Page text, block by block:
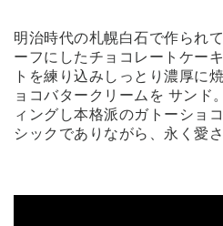
明治時代の札幌白石で作られ
ーフにしたチョコレートケー
トを練り込みしっとり濃厚に
ョコバタークリームを サンド
ィングし本格派のガトーショ
シックでありながら、永く愛